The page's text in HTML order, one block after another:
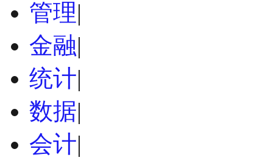
管理|
金融|
统计|
数据|
会计|